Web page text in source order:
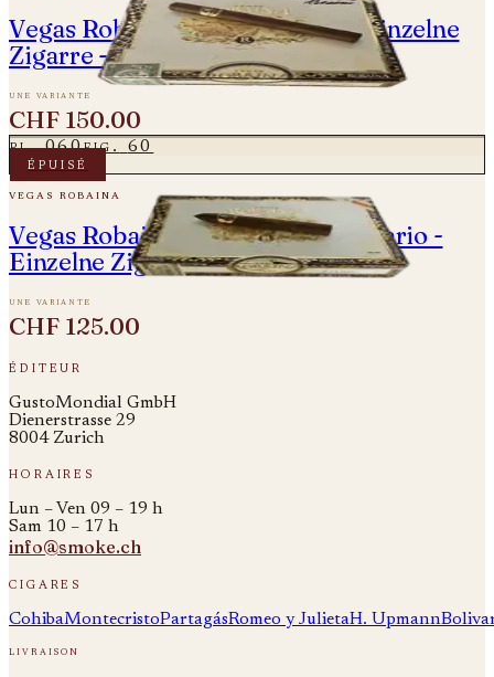
Vegas Robaina Don Alejandro - Einzelne
Zigarre - 5 Aniversario
une variante
CHF 150.00
pl. 060fig.
60
épuisé
vegas robaina
Vegas Robaina Unicos - 5 Aniversario -
Einzelne Zigarre
une variante
CHF 125.00
éditeur
GustoMondial GmbH
Dienerstrasse 29
8004 Zurich
horaires
Lun – Ven 09 – 19 h
Sam 10 – 17 h
info@smoke.ch
cigares
CohibaMontecristoPartagásRomeo y JulietaH. Upmann
livraison